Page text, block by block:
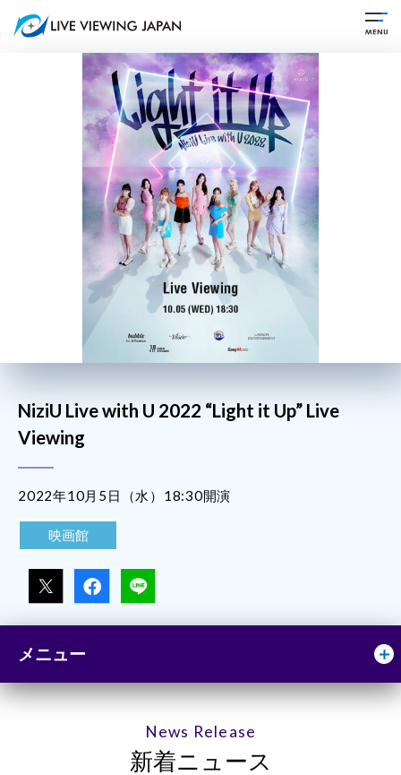
NiziU Live with U 2022 “Light it Up” Live
Viewing
2022年10月5日（水）18:30開演
映画館
メニュー
News Release
新着ニュース